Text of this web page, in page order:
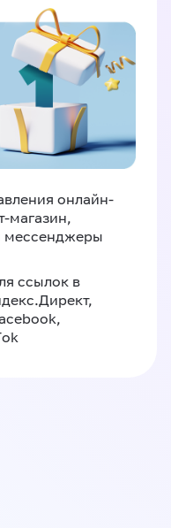
онлайн-
магазин,
мессенджеры
ссылок в